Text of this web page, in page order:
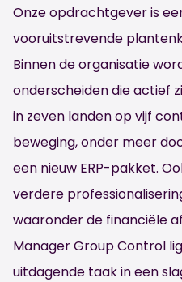
Onze opdrachtgever is
vooruitstrevende
Binnen de organisatie
onderscheiden die actief
in zeven landen op vijf
beweging, onder meer
een nieuw ERP-pakket.
verdere
waaronder de financiële
Manager Group Control
uitdagende taak in een